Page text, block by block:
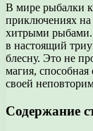
В мире рыбалки
приключениях
хитрыми рыбами.
в настоящий
блесну. Это не
магия,
своей
Содержание